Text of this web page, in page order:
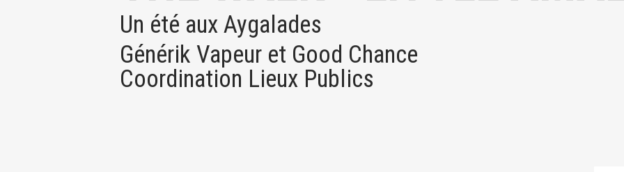
Un été aux Aygalades
Générik Vapeur et Good Chance
Coordination Lieux Publics